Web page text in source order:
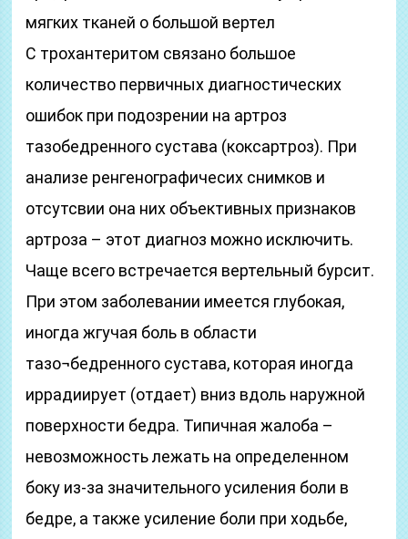
мягких тканей о большой вертел
С трохантеритом связано большое
количество первичных диагностических
ошибок при подозрении на артроз
тазобедренного сустава (коксартроз). При
анализе ренгенографичесих снимков и
отсутсвии она них объективных признаков
артроза – этот диагноз можно исключить.
Чаще всего встречается вертельный бурсит.
При этом заболевании имеется глубокая,
иногда жгучая боль в области
тазо¬бедренного сустава, которая иногда
иррадиирует (отдает) вниз вдоль наружной
поверхности бедра. Типичная жалоба –
невозможность лежать на определенном
боку из-за значительного усиления боли в
бедре, а также усиление боли при ходьбе,